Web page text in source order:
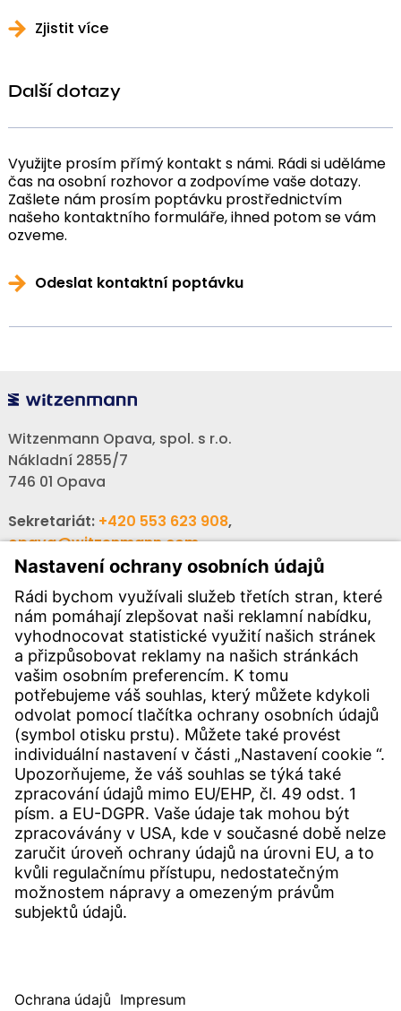
Zjistit více
Další dotazy
Využijte prosím přímý kontakt s námi. Rádi si uděláme
čas na osobní rozhovor a zodpovíme vaše dotazy.
Zašlete nám prosím poptávku prostřednictvím
našeho kontaktního formuláře, ihned potom se vám
ozveme.
Odeslat kontaktní poptávku
Witzenmann Opava, spol. s r.o.
Nákladní 2855/7
746 01 Opava
Sekretariát: +420 553 623 908,
opava@witzenmann.com
Volná místa:+420 605 990 928
Poptávky:
obchod@witzenmann.com
KONTAKTY
Pobočka
Kontakty
SERVICE
Centrum Download
Uživatelský software
Specifikace poptávky
© WITZENMANN Alle Rechte vorbehalten